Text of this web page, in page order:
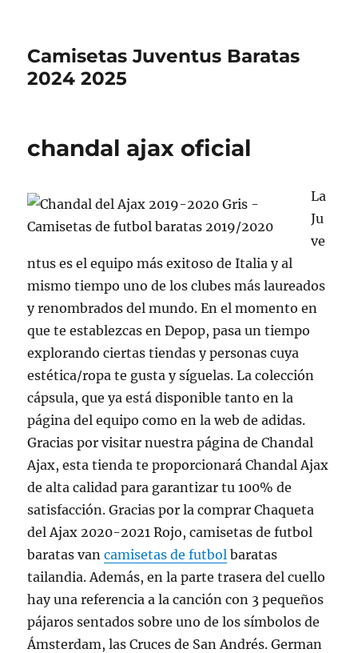
Camisetas Juventus Baratas
2024 2025
chandal ajax oficial
La
Ju
ve
ntus es el equipo más exitoso de Italia y al
mismo tiempo uno de los clubes más laureados
y renombrados del mundo. En el momento en
que te establezcas en Depop, pasa un tiempo
explorando ciertas tiendas y personas cuya
estética/ropa te gusta y síguelas. La colección
cápsula, que ya está disponible tanto en la
página del equipo como en la web de adidas.
Gracias por visitar nuestra página de Chandal
Ajax, esta tienda te proporcionará Chandal Ajax
de alta calidad para garantizar tu 100% de
satisfacción. Gracias por la comprar Chaqueta
del Ajax 2020-2021 Rojo, camisetas de futbol
baratas vancamisetas de futbol baratas
tailandia. Además, en la parte trasera del cuello
hay una referencia a la canción con 3 pequeños
pájaros sentados sobre uno de los símbolos de
Ámsterdam, las Cruces de San Andrés. German